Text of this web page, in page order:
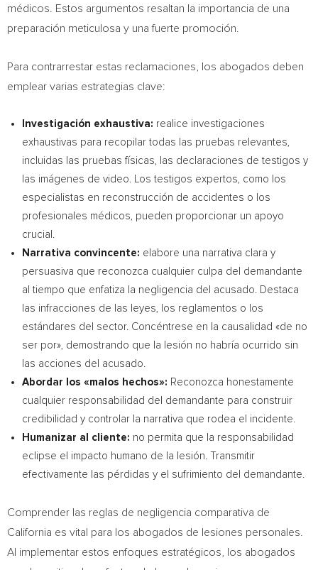
médicos. Estos argumentos resaltan la importancia de una
preparación meticulosa y una fuerte promoción.
Para contrarrestar estas reclamaciones, los abogados deben
emplear varias estrategias clave:
Investigación exhaustiva: realice investigaciones
exhaustivas para recopilar todas las pruebas relevantes,
incluidas las pruebas físicas, las declaraciones de testigos y
las imágenes de video. Los testigos expertos, como los
especialistas en reconstrucción de accidentes o los
profesionales médicos, pueden proporcionar un apoyo
crucial.
Narrativa convincente: elabore una narrativa clara y
persuasiva que reconozca cualquier culpa del demandante
al tiempo que enfatiza la negligencia del acusado. Destaca
las infracciones de las leyes, los reglamentos o los
estándares del sector. Concéntrese en la causalidad «de no
ser por», demostrando que la lesión no habría ocurrido sin
las acciones del acusado.
Abordar los «malos hechos»: Reconozca honestamente
cualquier responsabilidad del demandante para construir
credibilidad y controlar la narrativa que rodea el incidente.
Humanizar al cliente: no permita que la responsabilidad
eclipse el impacto humano de la lesión. Transmitir
efectivamente las pérdidas y el sufrimiento del demandante.
Comprender las reglas de negligencia comparativa de
California es vital para los abogados de lesiones personales.
Al implementar estos enfoques estratégicos, los abogados